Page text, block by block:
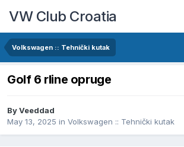
VW Club Croatia
Volkswagen :: Tehnički kutak
Golf 6 rline opruge
ByVeeddad
May 13, 2025 in Volkswagen :: Tehnički kutak